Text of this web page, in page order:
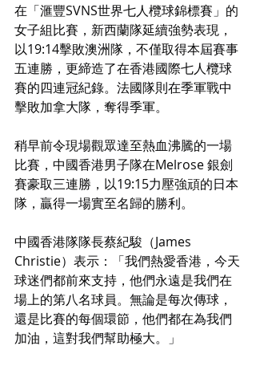
在「滙豐SVNS世界七人欖球錦標賽」的
女子組比賽，新西蘭隊延續強勢表現，
以19:14擊敗澳洲隊，不僅取得本屆賽事
五連勝，更締造了在香港國際七人欖球
賽的四連冠紀錄。法國隊則在季軍戰中
擊敗加拿大隊，奪得季軍。
稍早前令現場觀眾達至熱血沸騰的一場
比賽，中國香港男子隊在Melrose 銀劍
賽豪取三連勝，以19:15力壓強頑的日本
隊，贏得一場實至名歸的勝利。
中國香港隊隊長蔡紀駿（James
Christie）表示：「我們熱愛香港，今天
球迷們都前來支持，他們永遠是我們在
場上的第八名球員。無論是每次傳球，
還是比賽的每個環節，他們都在為我們
加油，這對我們幫助極大。」